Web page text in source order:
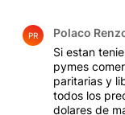
PR Polaco
Si estan
pymes
paritarias y
todos los
dolares de